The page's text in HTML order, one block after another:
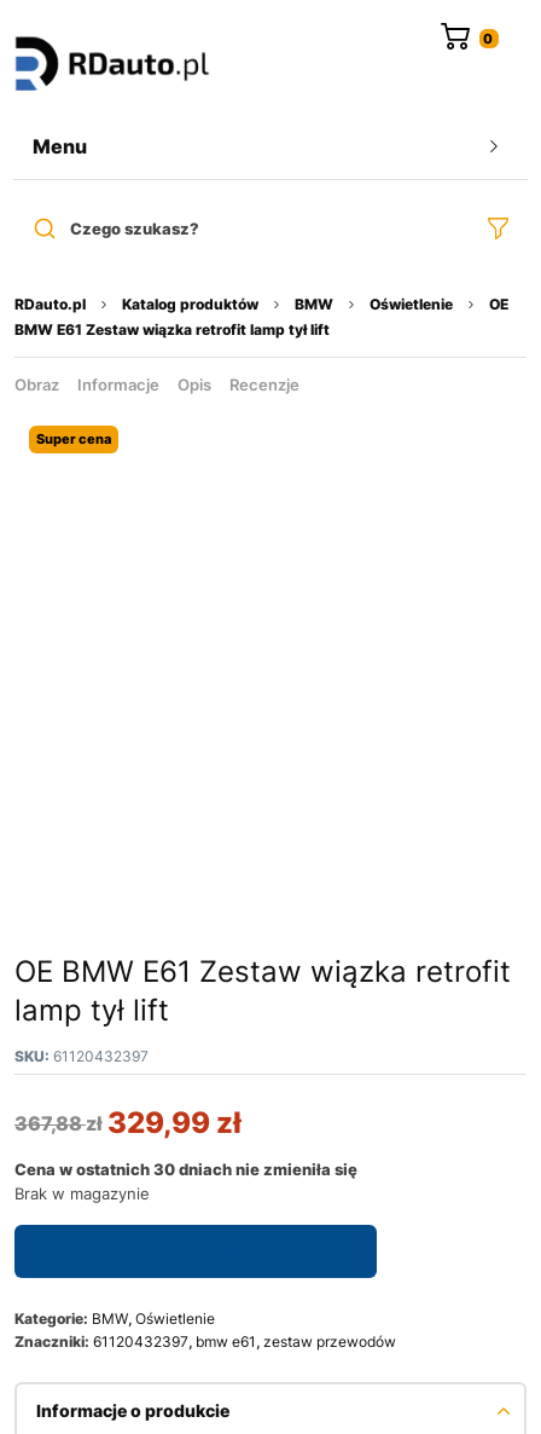
Menu
Czego szukasz?
RDauto.pl Katalog produktów BMW Oświetlenie
OE
BMW E61 Zestaw wiązka retrofit lamp tył lift
Obraz Informacje Opis Recenzje
Super cena
OE BMW E61 Zestaw wiązka retrofit
lamp tył lift
SKU: 61120432397
367,88zł 329,99 zł
Cena w ostatnich 30 dniach nie zmieniła się
Brak w magazynie
Kategorie: BMW, Oświetlenie
Znaczniki: 61120432397, bmw e61 , zestaw przewodów
Informacje o produkcie